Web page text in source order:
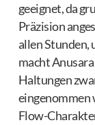
geeignet, da
Präzision
allen Stunden,
macht
Haltungen
eingenommen
Flow-